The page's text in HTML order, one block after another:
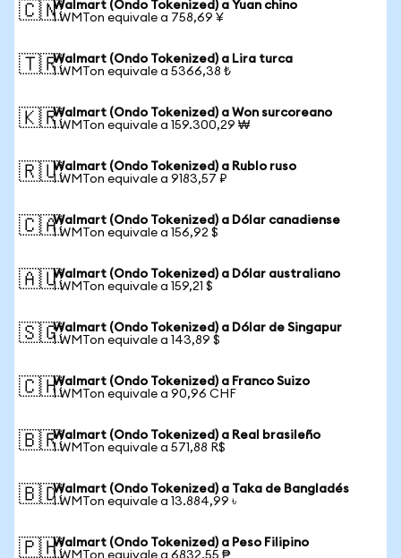
🇨🇳Walmart (Ondo Tokenized) a Yuan chino
1 WMTon equivale a 758,69 ¥
🇹🇷Walmart (Ondo Tokenized) a Lira turca
1 WMTon equivale a 5366,38 ₺
🇰🇷Walmart (Ondo Tokenized) a Won surcoreano
1 WMTon equivale a 159.300,29 ₩
🇷🇺Walmart (Ondo Tokenized) a Rublo ruso
1 WMTon equivale a 9183,57 ₽
🇨🇦Walmart (Ondo Tokenized) a Dólar canadiense
1 WMTon equivale a 156,92 $
🇦🇺Walmart (Ondo Tokenized) a Dólar australiano
1 WMTon equivale a 159,21 $
🇸🇬Walmart (Ondo Tokenized) a Dólar de Singapur
1 WMTon equivale a 143,89 $
🇨🇭Walmart (Ondo Tokenized) a Franco Suizo
1 WMTon equivale a 90,96 CHF
🇧🇷Walmart (Ondo Tokenized) a Real brasileño
1 WMTon equivale a 571,88 R$
🇧🇩Walmart (Ondo Tokenized) a Taka de Bangladés
1 WMTon equivale a 13.884,99 ৳
🇵🇭Walmart (Ondo Tokenized) a Peso Filipino
1 WMTon equivale a 6832,55 ₱